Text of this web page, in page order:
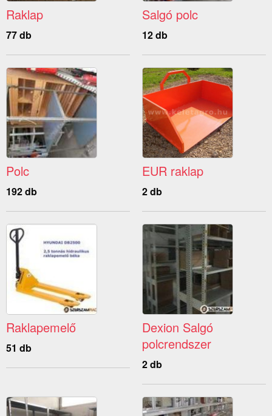
Raklap
77 db
Salgó polc
12 db
Polc
192 db
EUR raklap
2 db
Raklapemelő
51 db
Dexion Salgó
polcrendszer
2 db